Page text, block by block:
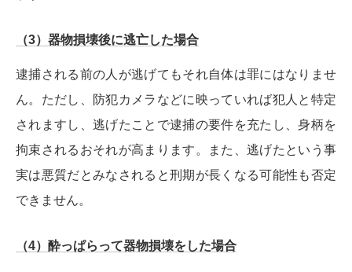
（3）器物損壊後に逃亡した場合
逮捕される前の人が逃げてもそれ自体は罪にはなりませ
ん。ただし、防犯カメラなどに映っていれば犯人と特定
されますし、逃げたことで逮捕の要件を充たし、身柄を
拘束されるおそれが高まります。また、逃げたという事
実は悪質だとみなされると刑期が長くなる可能性も否定
できません。
（4）酔っぱらって器物損壊をした場合